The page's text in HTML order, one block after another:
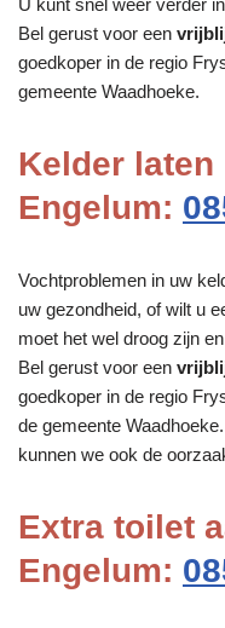
Bel gerust voor een
goedkoper in de regio
gemeente Waadhoeke.
Kelder
Engelum:
Vochtproblemen in uw
uw gezondheid, of wilt u
moet het wel droog zijn
Bel gerust voor een
goedkoper in de regio
de gemeente
kunnen we ook de
Extra toilet
Engelum: